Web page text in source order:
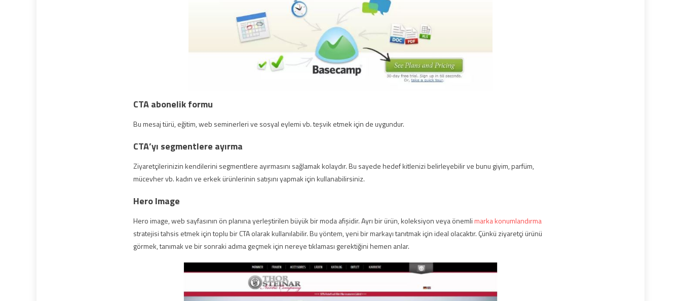
CTA abonelik formu
Bu mesaj türü, eğitim, web seminerleri ve sosyal eylemi vb. teşvik etmek için de uygundur.
CTA’yı segmentlere ayırma
Ziyaretçilerinizin kendilerini segmentlere ayırmasını sağlamak kolaydır. Bu sayede hedef kitlenizi belirleyebilir ve bunu giyim, parfüm,
mücevher vb. kadın ve erkek ürünlerinin satışını yapmak için kullanabilirsiniz.
Hero Image
Hero image, web sayfasının ön planına yerleştirilen büyük bir moda afişidir. Ayrı bir ürün, koleksiyon veya önemlimarka konumlandırma
stratejisi tahsis etmek için toplu bir CTA olarak kullanılabilir. Bu yöntem, yeni bir markayı tanıtmak için ideal olacaktır. Çünkü ziyaretçi ürünü
görmek, tanımak ve bir sonraki adıma geçmek için nereye tıklaması gerektiğini hemen anlar.